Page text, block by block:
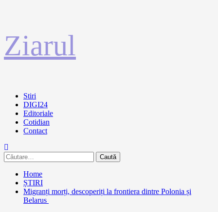
la
conținut
Ziarul
Primary
Menu
Stiri
DIGI24
Editoriale
Cotidian
Contact
Caută
după:
Home
ȘTIRI
Migranți morți, descoperiți la frontiera dintre Polonia și
Belarus